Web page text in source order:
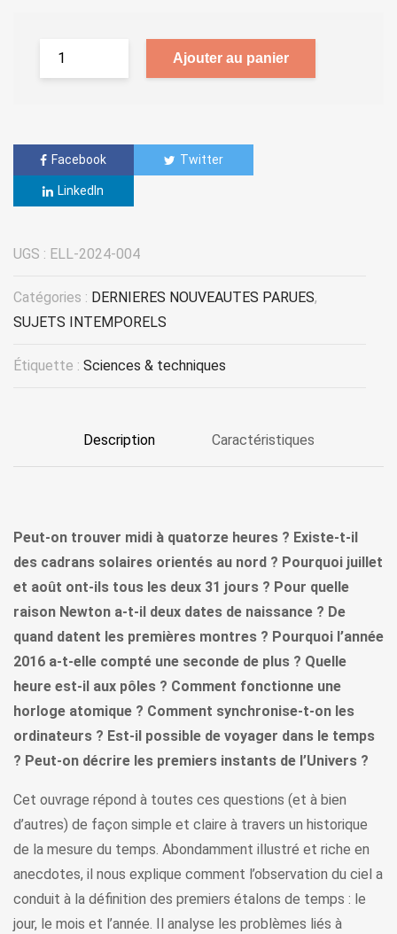
Ajouter au panier
Facebook Twitter
LinkedIn
UGS : ELL-2024-004
Catégories : DERNIERES NOUVEAUTES PARUES,
SUJETS INTEMPORELS
Étiquette : Sciences & techniques
Description Caractéristiques
Peut-on trouver midi à quatorze heures ? Existe-t-il
des cadrans solaires orientés au nord ? Pourquoi juillet
et août ont-ils tous les deux 31 jours ? Pour quelle
raison Newton a-t-il deux dates de naissance ? De
quand datent les premières montres ? Pourquoi l’année
2016 a-t-elle compté une seconde de plus ? Quelle
heure est-il aux pôles ? Comment fonctionne une
horloge atomique ? Comment synchronise-t-on les
ordinateurs ? Est-il possible de voyager dans le temps
? Peut-on décrire les premiers instants de l’Univers ?
Cet ouvrage répond à toutes ces questions (et à bien
d’autres) de façon simple et claire à travers un historique
de la mesure du temps. Abondamment illustré et riche en
anecdotes, il nous explique comment l’observation du ciel a
conduit à la définition des premiers étalons de temps : le
jour, le mois et l’année. Il analyse les problèmes liés à